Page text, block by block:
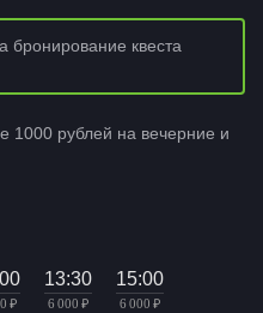
квеста
1000 рублей на вечерние и
₽
13:30
6 000 ₽
15:00
6 000 ₽